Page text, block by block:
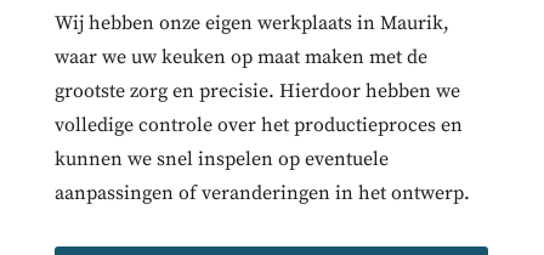
Wij hebben onze eigen werkplaats in Maurik,
waar we uw keuken op maat maken met de
grootste zorg en precisie. Hierdoor hebben we
volledige controle over het productieproces en
kunnen we snel inspelen op eventuele
aanpassingen of veranderingen in het ontwerp.